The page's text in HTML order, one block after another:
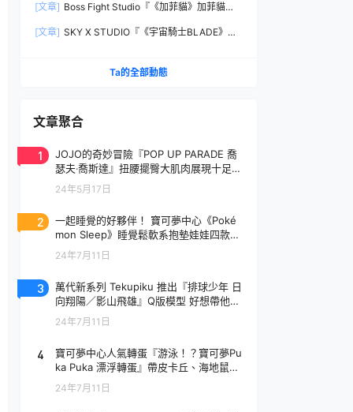
規再現！
[文章] Boss Fight Studio『《加菲貓》加菲貓
受到的龐大份量！
[文章] SKY X STUDIO『《宇宙騎士BLADE》
Ta的全部動態
文章聚合
1
JOJO的奇妙冒險『POP UP PARADE 喬
瑟夫‧喬斯達』扭腰擺臀大肌肉展現十足騷
氣！
24年5月17日
2
一起睡覺的好夥伴！ 寶可夢中心《Poké
mon Sleep》睡覺鬆軟系抱墊娃娃四款登
24年7月11日
3
萬代新系列 Tekupiku 推出『排球少年 日
向翔陽／影山飛雄』Q版模型 好想帶他出
去玩～
24年7月11日
4
寶可夢中心人氣轉蛋『游泳！？寶可夢Pu
ka Puka 漂浮轉蛋』帶皮卡丘、海地鼠去
玩水啦～
24年7月11日